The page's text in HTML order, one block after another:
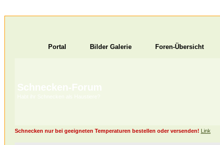
Portal Bilder Galerie Foren-Übersicht
Schnecken-Forum
Habt ihr Schnecken als Haustiere?
Schnecken nur bei geeigneten Temperaturen bestellen oder versenden! Link